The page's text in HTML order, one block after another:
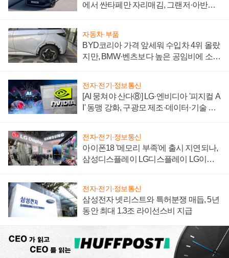
에서 싼타페만 자리매김, 그랜저·아반떼
자동차·부품
BYD코리아 가격 앞세워 수입차 4위 올랐
지만, BMW·벤츠보다 높은 공임비에 소비
전자·전기·정보통신
[AI 뭉쳐야 산다⑧] LG·엔비디아 '피지컬 A
I' 동맹 강화, 구광모 제조·데이터·기술 결
전자·전기·정보통신
아이폰18 '메모리 부족'에 출시 지연되나,
삼성디스플레이 LG디스플레이 LG이노
전자·전기·정보통신
삼성전자 넷리스트와 특허분쟁 매듭, 5년
동안 최대 1.3조 라이선스비 지급